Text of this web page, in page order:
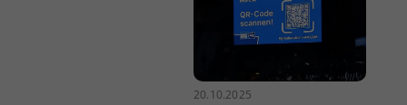
20.10.2025